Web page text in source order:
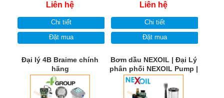
Liên hệ
Chi tiết
Đặt mua
Liên hệ
Chi tiết
Đặt mua
Đại lý 4B Braime chính
hãng
Bơm dầu NEXOIL | Đại Lý
phân phối NEXOIL Pump |
NEXOIL Việt Nam